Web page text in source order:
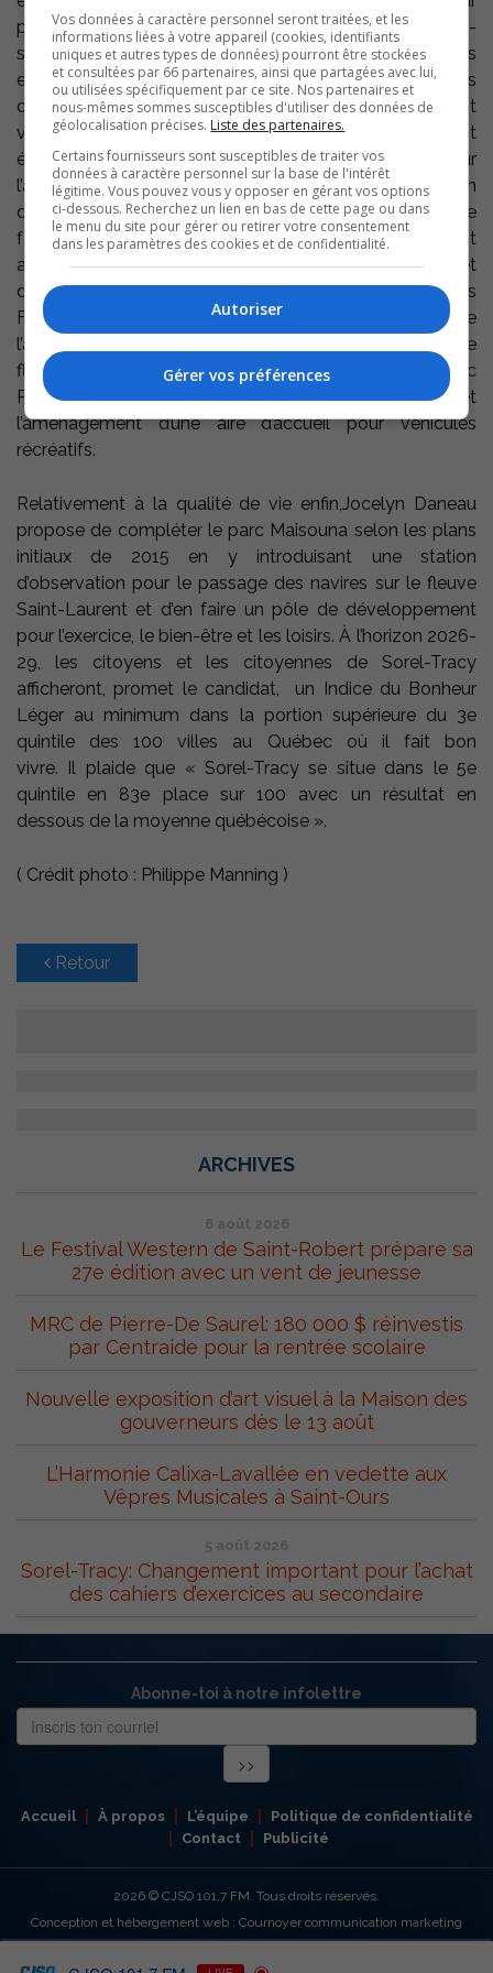
propre univers puis, dans au moins 3 parcs – Regard-
sur-le-Fleuve, carré Royal et Maisouna – des tables
extérieures avec damier intégré pour jouer aux échecs
ou aux dames. Jocelyn Daneau veut également
valoriser les berges du Richelieu. Son programme fait
état d’une étude de faisabilité portant sur
l’agrandissement du parc des Bateaux blancs, en
direction du pont des chars, de manière à intégrer de
façon dynamique ce secteur du quartier Saint-Laurent
au centre-ville de Sorel-Tracy dans le contexte du projet
de développement économique de la Promenade des
Filles du Roy. Il souhaite, notamment, qu’on examine
l’ajout de quai pour bateaux, d’hébergement temporaire
flottant, le transfert des surfaces de volleyball du parc
Pelletier situées le long du boulevard Poliquin et
l’aménagement d’une aire d’accueil pour véhicules
récréatifs.
Relativement à la qualité de vie enfin,Jocelyn Daneau
propose de compléter le parc Maisouna selon les plans
initiaux de 2015 en y introduisant une station
d’observation pour le passage des navires sur le fleuve
Saint-Laurent et d’en faire un pôle de développement
pour l’exercice, le bien-être et les loisirs. À l’horizon 2026-
29, les citoyens et les citoyennes de Sorel-Tracy
afficheront, promet le candidat, un Indice du Bonheur
Léger au minimum dans la portion supérieure du 3e
quintile des 100 villes au Québec où il fait bon
vivre. Il plaide que « Sorel-Tracy se situe dans le 5e
quintile en 83e place sur 100 avec un résultat en
dessous de la moyenne québécoise ».
( Crédit photo : Philippe Manning )
Retour
ARCHIVES
6 août 2026
Le Festival Western de Saint-Robert prépare sa
27e édition avec un vent de jeunesse
MRC de Pierre-De Saurel: 180 000 $ réinvestis
par Centraide pour la rentrée scolaire
Nouvelle exposition d’art visuel à la Maison des
gouverneurs dès le 13 août
L’Harmonie Calixa-Lavallée en vedette aux
Vêpres Musicales à Saint-Ours
5 août 2026
Sorel-Tracy: Changement important pour l’achat
des cahiers d’exercices au secondaire
Abonne-toi à notre infolettre
Accueil À propos L’équipe
Politique de confidentialité
Contact
Publicité
2026 © CJSO 101,7 FM. Tous droits réservés.
Conception et hébergement web : Cournoyer communication marketing
Vos données à caractère personnel seront traitées, et les
informations liées à votre appareil (cookies, identifiants
uniques et autres types de données) pourront être stockées
et consultées par 66 partenaires, ainsi que partagées avec lui,
ou utilisées spécifiquement par ce site. Nos partenaires et
nous-mêmes sommes susceptibles d'utiliser des données de
géolocalisation précises. Liste des partenaires.
Certains fournisseurs sont susceptibles de traiter vos
données à caractère personnel sur la base de l'intérêt
légitime. Vous pouvez vous y opposer en gérant vos options
ci-dessous. Recherchez un lien en bas de cette page ou dans
le menu du site pour gérer ou retirer votre consentement
dans les paramètres des cookies et de confidentialité.
Autoriser
Gérer vos préférences